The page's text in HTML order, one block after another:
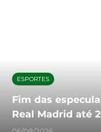
ESPORTES
Fim das
Real Madrid até